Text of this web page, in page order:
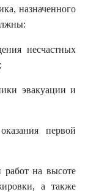
назначенного
несчастных
эвакуации и
первой
работ на высоте
а также